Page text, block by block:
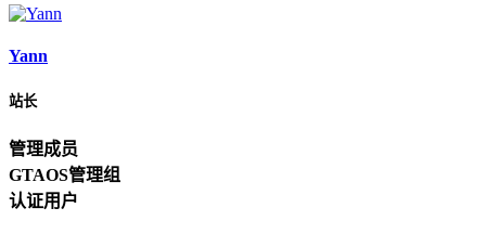
Yann
站长
管理成员
GTAOS管理组
认证用户